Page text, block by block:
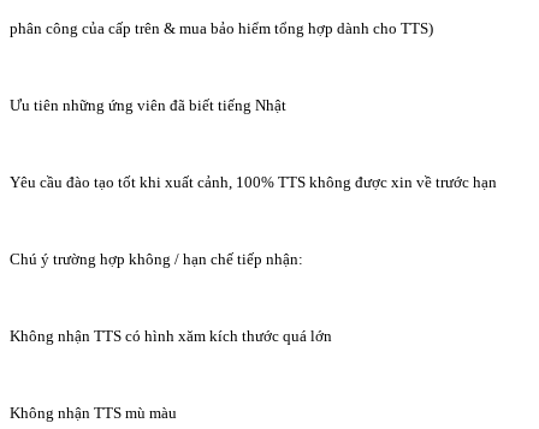
phân công của cấp trên & mua bảo hiểm tổng hợp dành cho TTS)
Ưu tiên những ứng viên đã biết tiếng Nhật
Yêu cầu đào tạo tốt khi xuất cảnh, 100% TTS không được xin về trước hạn
Chú ý trường hợp không / hạn chế tiếp nhận:
Không nhận TTS có hình xăm kích thước quá lớn
Không nhận TTS mù màu